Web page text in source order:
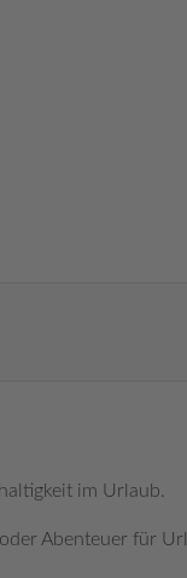
im Urlaub.
Abenteuer für